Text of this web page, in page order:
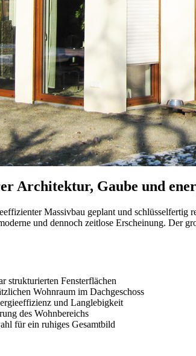
Architektur, Gaube und
Massivbau geplant und
und dennoch zeitlose Erscheinung. Der
strukturierten Fensterflächen
Wohnraum im Dachgeschoss
und Langlebigkeit
des Wohnbereichs
für ein ruhiges Gesamtbild